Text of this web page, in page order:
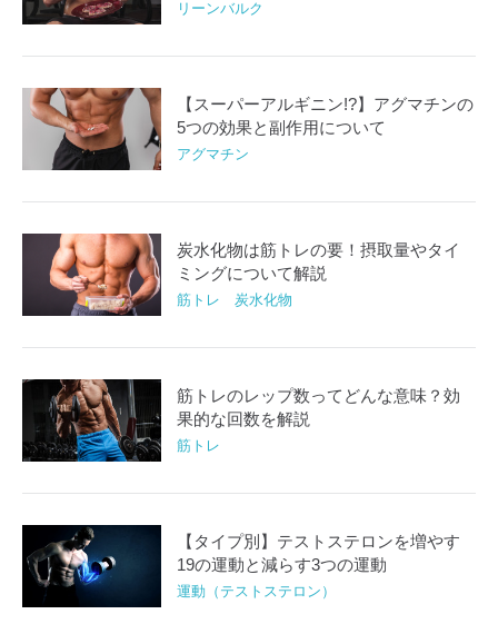
リーンバルク
【スーパーアルギニン!?】アグマチンの
5つの効果と副作用について
アグマチン
炭水化物は筋トレの要！摂取量やタイ
ミングについて解説
筋トレ 炭水化物
筋トレのレップ数ってどんな意味？効
果的な回数を解説
筋トレ
【タイプ別】テストステロンを増やす
19の運動と減らす3つの運動
運動（テストステロン）